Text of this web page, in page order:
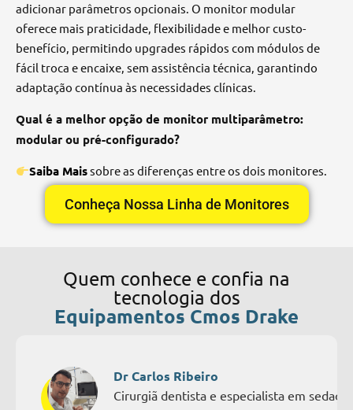
adicionar parâmetros opcionais. O monitor modular
oferece mais praticidade, flexibilidade e melhor custo-
benefício, permitindo upgrades rápidos com módulos de
fácil troca e encaixe, sem assistência técnica, garantindo
adaptação contínua às necessidades clínicas.
Qual é a melhor opção de monitor multiparâmetro:
modular ou pré-configurado?
Saiba Maissobre as diferenças entre os dois monitores.
Conheça Nossa Linha de Monitores
Quem conhece e confia na
tecnologia dos
Equipamentos Cmos Drake
Dr Carlos Ribeiro
Cirurgiã dentista e especialista em